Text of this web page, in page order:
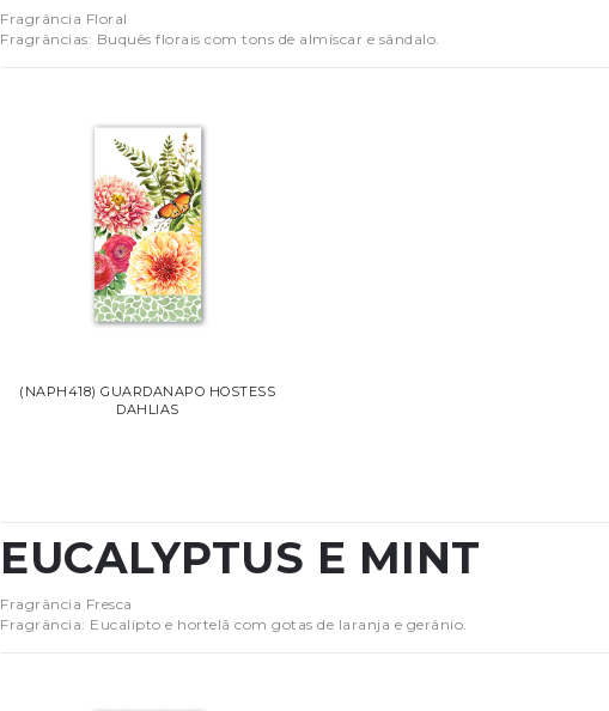
Fragrância Floral
Fragrâncias: Buquês florais com tons de almíscar e sândalo.
(NAPH418) GUARDANAPO HOSTESS
DAHLIAS
EUCALYPTUS E MINT
Fragrância Fresca
Fragrância: Eucalipto e hortelã com gotas de laranja e gerânio.